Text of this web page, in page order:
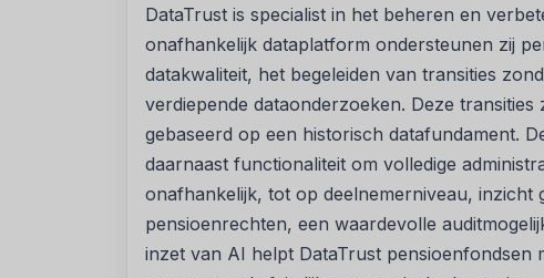
DataTrust is specialist in het beheren en
onafhankelijk dataplatform ondersteunen zij
datakwaliteit, het begeleiden van transities
verdiepende dataonderzoeken. Deze
gebaseerd op een historisch datafundament.
daarnaast functionaliteit om volledige
onafhankelijk, tot op deelnemerniveau, inzicht
pensioenrechten, een waardevolle
inzet van AI helpt DataTrust